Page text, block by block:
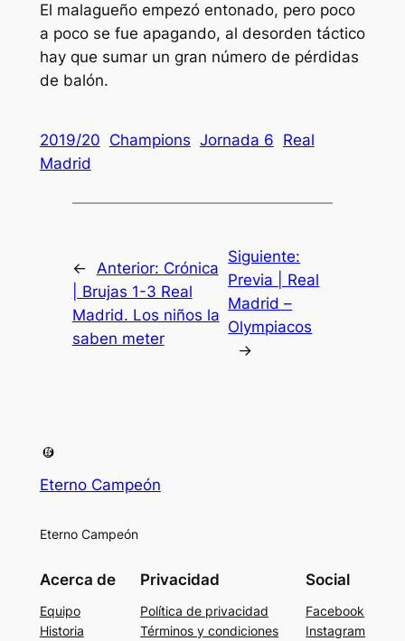
El malagueño empezó entonado, pero poco
a poco se fue apagando, al desorden táctico
hay que sumar un gran número de pérdidas
de balón.
2019/20 Champions Jornada 6 Real
Madrid
← Anterior: Crónica
| Brujas 1-3 Real
Madrid. Los niños la
saben meter
Siguiente:
Previa | Real
Madrid –
Olympiacos
→
Eterno Campeón
Eterno Campeón
Acerca de
Equipo
Historia
Privacidad
Política de privacidad
Términos y condiciones
Social
Facebook
Instagram